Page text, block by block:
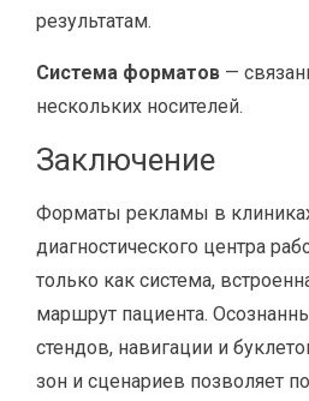
результатам.
Система форматов —
нескольких носителей.
Заключение
Форматы рекламы в
диагностического центра
только как система,
маршрут пациента.
стендов, навигации и
зон и сценариев позволяет